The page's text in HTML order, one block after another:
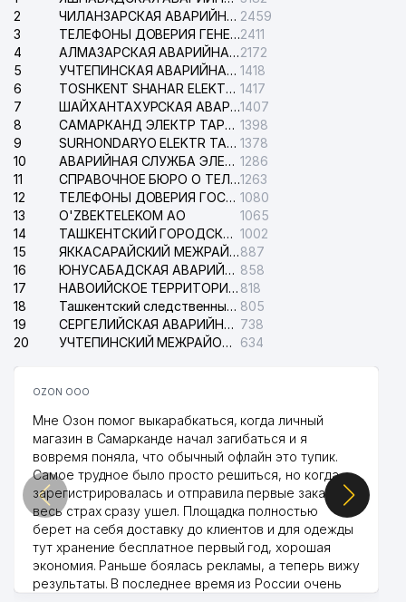
2
ЧИЛАНЗАРСКАЯ АВАРИЙНАЯ СЛУЖБА ЭЛЕКТРОСЕТИ 2459
3
ТЕЛЕФОНЫ ДОВЕРИЯ ГЕНЕРАЛЬНОЙ ПРОКУРАТУРЫ РЕСПУБЛИКИ УЗБЕКИСТАН2411
4
АЛМАЗАРСКАЯ АВАРИЙНАЯ СЛУЖБА ЭЛЕКТРОСЕТИ2172
5
УЧТЕПИНСКАЯ АВАРИЙНАЯ СЛУЖБА ЭЛЕКТРОСЕТИ 1418
6
TOSHKENT SHAHAR ELEKTR TARMOQLARI KORXONASI АО 1417
7
ШАЙХАНТАХУРСКАЯ АВАРИЙНАЯ СЛУЖБА ЭЛЕКТРОСЕТИ1407
8
САМАРКАНД ЭЛЕКТР ТАРМОКЛАРИ АО 1398
9
SURHONDARYO ELEKTR TARMOKLARI АО 1378
10
АВАРИЙНАЯ СЛУЖБА ЭЛЕКТРОСЕТИ ТАШКЕНТСКОГО РАЙОНА 1286
11
СПРАВОЧНОЕ БЮРО О ТЕЛЕФОНАХ ОРГАНИЗАЦИЙ г. ТАШКЕНТА1263
12
ТЕЛЕФОНЫ ДОВЕРИЯ ГОСУДАРСТВЕННОГО ЦЕНТРА ТЕСТИРОВАНИЯ 1080
13
O'ZBEKTELEKOM АО
1065
14
ТАШКЕНТСКИЙ ГОРОДСКОЙ СУД ПО ГРАЖДАНСКИМ ДЕЛАМ 1002
15
ЯККАСАРАЙСКИЙ МЕЖРАЙОННЫЙ СУД ПО ГРАЖДАНСКИМ ДЕЛАМ887
16
ЮНУСАБАДСКАЯ АВАРИЙНАЯ СЛУЖБА ЭЛЕКТРОСЕТИ 858
17
НАВОИЙСКОЕ ТЕРРИТОРИАЛЬНОЕ ПРЕДПРИЯТИЕ ЭЛЕКТРОСЕТИ АО 818
18
Ташкентский следственный изолятор 805
19
СЕРГЕЛИЙСКАЯ АВАРИЙНАЯ СЛУЖБА ЭЛЕКТРОСЕТИ 738
20
УЧТЕПИНСКИЙ МЕЖРАЙОННЫЙ СУД ПО ГРАЖДАНСКИМ ДЕЛАМ 634
OZON ООО
Мне Озон помог выкарабкаться, когда личный
магазин в Самарканде начал загибаться и я
вовремя поняла, что обычный офлайн это тупик.
Самое трудное было просто решиться, но когда
зарегистрировалась и отправила первые заказы,
весь страх сразу ушел. Площадка полностью
берет на себя доставку до клиентов и для одежды
тут хранение бесплатное первый год, хорошая
экономия. Раньше боялась рекламы, а теперь вижу
результаты. В последнее время из России очень